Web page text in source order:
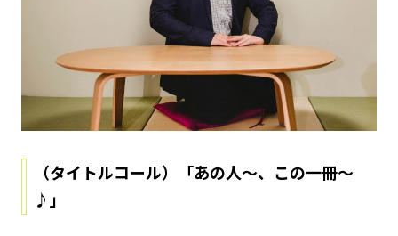
（タイトルコール）「あの人～、この一冊～
♪」